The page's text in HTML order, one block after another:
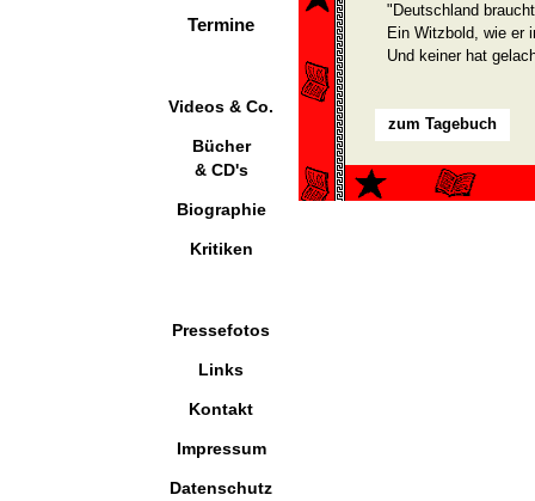
Termine
Videos & Co.
Bücher
& CD's
Biographie
Kritiken
Pressefotos
Links
Kontakt
Impressum
Datenschutz
"Deutschland
Ein Witzbold, wie er
Und keiner hat
zum Tagebuch